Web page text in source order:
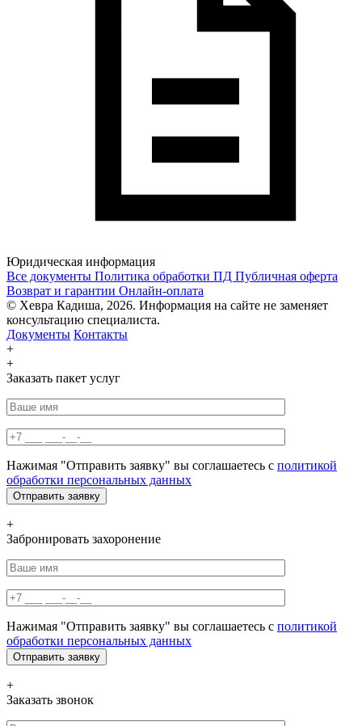
Юридическая информация
Все документы Политика обработки ПД Публичная оферта
Возврат и гарантии Онлайн-оплата
© Хевра Кадиша, 2026. Информация на сайте не заменяет
консультацию специалиста.
Документы Контакты
+
+
Заказать пакет услуг
Нажимая "Отправить заявку" вы соглашаетесь с политикой
обработки персональных данных
+
Забронировать захоронение
Нажимая "Отправить заявку" вы соглашаетесь с политикой
обработки персональных данных
+
Заказать звонок